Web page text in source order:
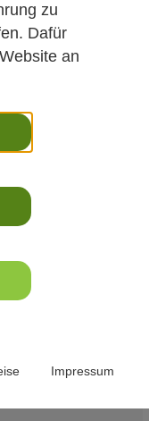
zu
Dafür
an
Impressum
und
Verfall? Im
können,